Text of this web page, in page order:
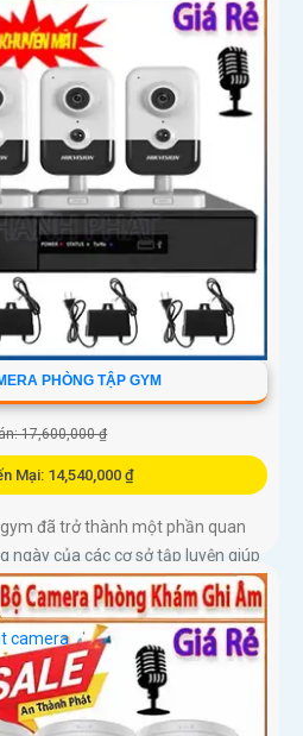
PHÒNG TẬP GYM
17,600,000 ₫
Mại: 14,540,000 ₫
đã trở thành một phần quan
ngày của các cơ sở tập luyện giúp
tất cả người tập luyện trong